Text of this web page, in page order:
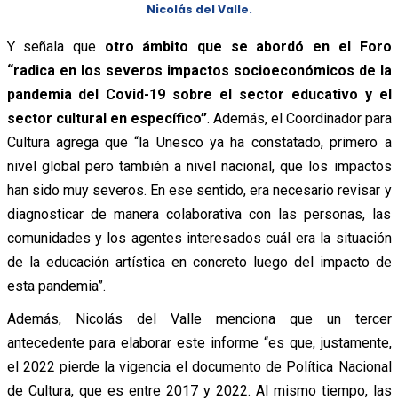
Nicolás del Valle.
Y señala que otro ámbito que se abordó en el Foro
“radica en los severos impactos socioeconómicos de la
pandemia del Covid-19 sobre el sector educativo y el
sector cultural en específico”. Además, el Coordinador para
Cultura agrega que “la Unesco ya ha constatado, primero a
nivel global pero también a nivel nacional, que los impactos
han sido muy severos. En ese sentido, era necesario revisar y
diagnosticar de manera colaborativa con las personas, las
comunidades y los agentes interesados cuál era la situación
de la educación artística en concreto luego del impacto de
esta pandemia”.
Además, Nicolás del Valle menciona que un tercer
antecedente para elaborar este informe “es que, justamente,
el 2022 pierde la vigencia el documento de Política Nacional
de Cultura, que es entre 2017 y 2022. Al mismo tiempo, las